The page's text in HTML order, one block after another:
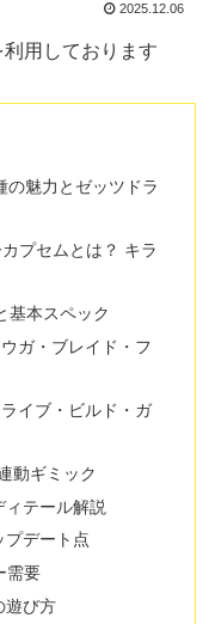
2025.12.06
用しております
の魅力とゼッツドラ
プセムとは？ キラ
基本スペック
ガ・ブレイド・フ
イブ・ビルド・ガ
動ギミック
テール解説
プデート点
需要
遊び方